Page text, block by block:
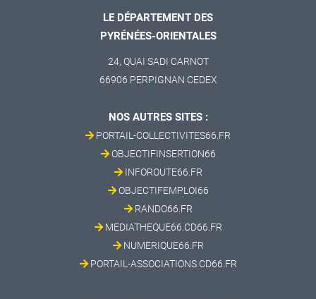
LE DÉPARTEMENT DES
PYRÉNÉES-ORIENTALES
24, QUAI SADI CARNOT
66906 PERPIGNAN CEDEX
NOS AUTRES SITES :
PORTAIL-COLLECTIVITES66.FR
OBJECTIFINSERTION66
INFOROUTE66.FR
OBJECTIFEMPLOI66
RANDO66.FR
MEDIATHEQUE66.CD66.FR
NUMERIQUE66.FR
PORTAIL-ASSOCIATIONS.CD66.FR